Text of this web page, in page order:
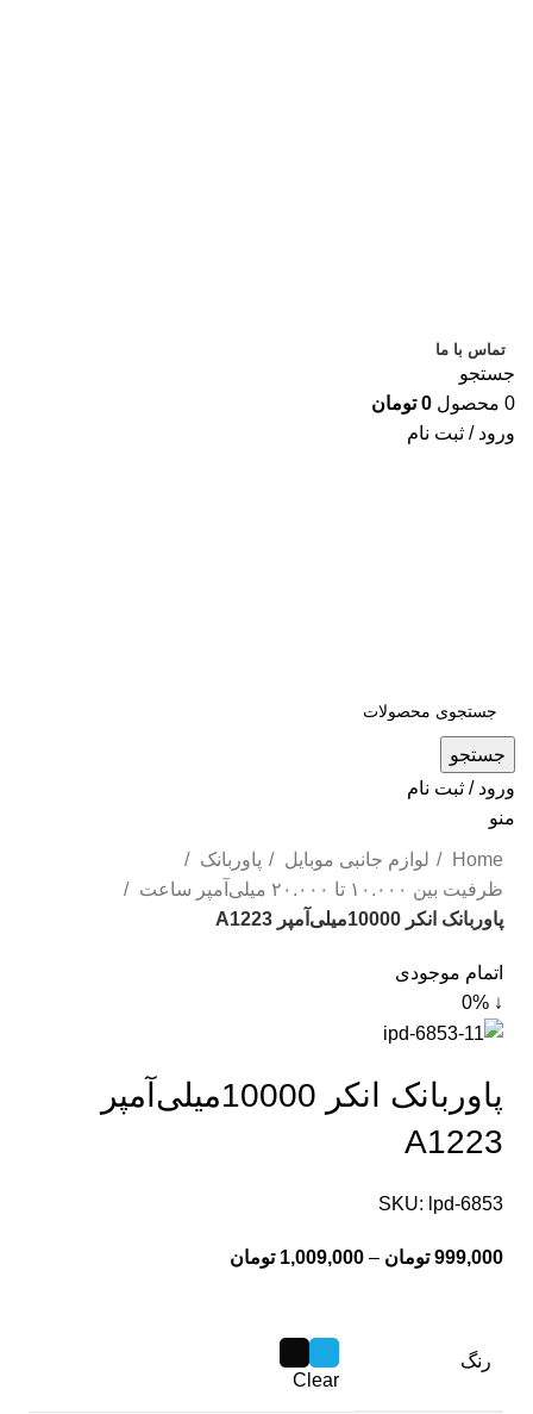
تماس با ما
جستجو
0 محصول 0 تومان
ورود / ثبت نام
جستجو
ورود / ثبت نام
منو
Home لوازم جانبی موبایل
پاوربانک
ظرفیت بین ۱۰.۰۰۰ تا ۲۰.۰۰۰ میلی‌آمپر ساعت
پاوربانک انکر 10000‌میلی‌آمپر A1223
اتمام موجودی
↓ 0%
پاوربانک انکر 10000‌میلی‌آمپر
A1223
SKU: lpd-6853
999,000 تومان –
1,009,000 تومان
رنگ
Clear